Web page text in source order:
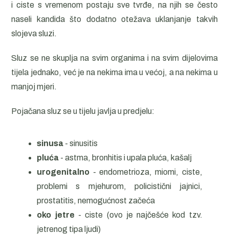
i ciste s vremenom postaju sve tvrđe, na njih se često
naseli kandida što dodatno otežava uklanjanje takvih
slojeva sluzi.
Sluz se ne skuplja na svim organima i na svim dijelovima
tijela jednako, već je na nekima ima u većoj, a na nekima u
manjoj mjeri.
Pojačana sluz se u tijelu javlja u predjelu:
sinusa - sinusitis
pluća - astma, bronhitis i upala pluća, kašalj
urogenitalno - endometrioza, miomi, ciste,
problemi s mjehurom, policistični jajnici,
prostatitis, nemogućnost začeća
oko jetre - ciste (ovo je najčešće kod tzv.
jetrenog tipa ljudi)